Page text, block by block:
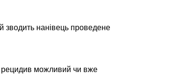
зводить нанівець проведене
рецидив можливий чи вже